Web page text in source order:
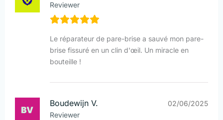
Reviewer
Le réparateur de pare-brise a sauvé mon pare-
brise fissuré en un clin d'œil. Un miracle en
bouteille !
Boudewijn V.
Reviewer
02/06/2025